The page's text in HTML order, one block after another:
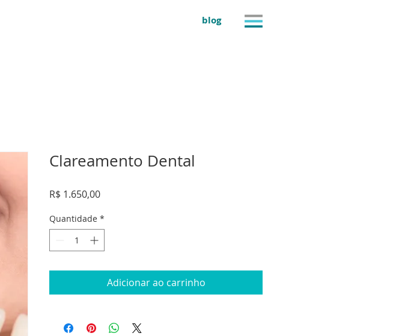
blog
Clareamento Dental
R$ 1.650,00Preço
Quantidade *
Adicionar ao carrinho